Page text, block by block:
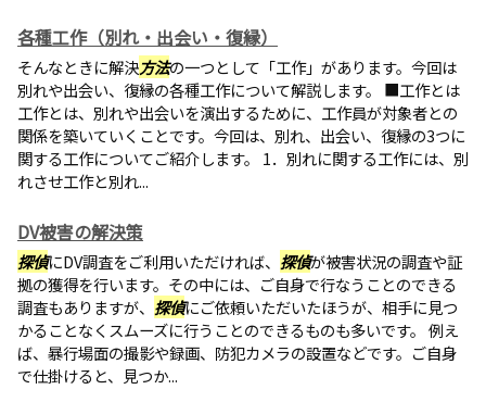
各種工作（別れ・出会い・復縁）
そんなときに解決方法の一つとして「工作」があります。今回は
別れや出会い、復縁の各種工作について解説します。 ■工作とは
工作とは、別れや出会いを演出するために、工作員が対象者との
関係を築いていくことです。今回は、別れ、出会い、復縁の3つに
関する工作についてご紹介します。 1．別れに関する工作には、別
れさせ工作と別れ...
DV被害の解決策
探偵にDV調査をご利用いただければ、 探偵が被害状況の調査や証
拠の獲得を行います。その中には、ご自身で行なうことのできる
調査もありますが、 探偵にご依頼いただいたほうが、相手に見つ
かることなくスムーズに行うことのできるものも多いです。 例え
ば、暴行場面の撮影や録画、防犯カメラの設置などです。ご自身
で仕掛けると、見つか...